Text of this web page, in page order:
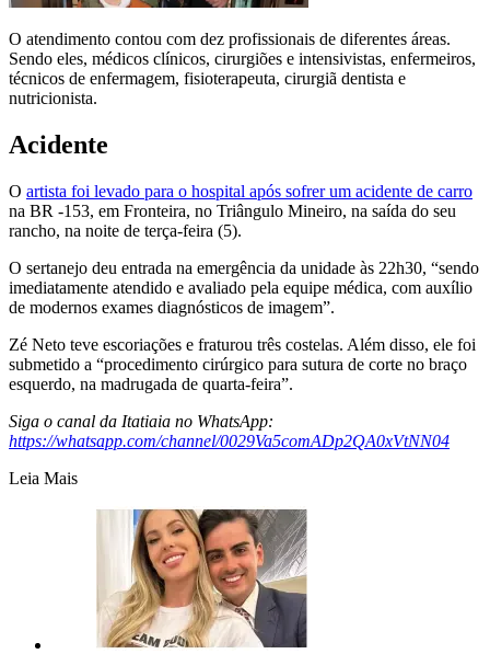
O atendimento contou com dez profissionais de diferentes áreas.
Sendo eles, médicos clínicos, cirurgiões e intensivistas, enfermeiros,
técnicos de enfermagem, fisioterapeuta, cirurgiã dentista e
nutricionista.
Acidente
O artista foi levado para o hospital após sofrer um acidente de carro
na BR -153, em Fronteira, no Triângulo Mineiro, na saída do seu
rancho, na noite de terça-feira (5).
O sertanejo deu entrada na emergência da unidade às 22h30, “sendo
imediatamente atendido e avaliado pela equipe médica, com auxílio
de modernos exames diagnósticos de imagem”.
Zé Neto teve escoriações e fraturou três costelas. Além disso, ele foi
submetido a “procedimento cirúrgico para sutura de corte no braço
esquerdo, na madrugada de quarta-feira”.
Siga o canal da Itatiaia no WhatsApp:
https://whatsapp.com/channel/0029Va5comADp2QA0xVtNN04
Leia Mais